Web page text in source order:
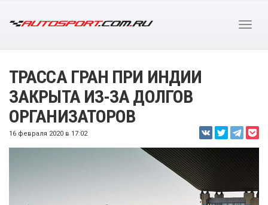
ТРАССА ГРАН ПРИ ИНДИИ
ЗАКРЫТА ИЗ-ЗА ДОЛГОВ
ОРГАНИЗАТОРОВ
16 февраля 2020 в 17:02